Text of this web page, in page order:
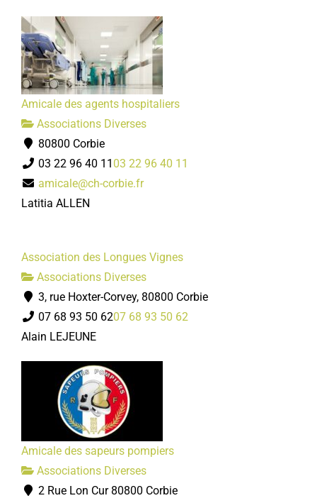
Amicale des agents hospitaliers
Associations Diverses
80800 Corbie
03 22 96 40 11 03 22 96 40 11
amicale@ch-corbie.fr
Latitia ALLEN
Association des Longues Vignes
Associations Diverses
3, rue Hoxter-Corvey, 80800 Corbie
07 68 93 50 6207 68 93 50 62
Alain LEJEUNE
Amicale des sapeurs pompiers
Associations Diverses
2 Rue Lon Cur 80800 Corbie